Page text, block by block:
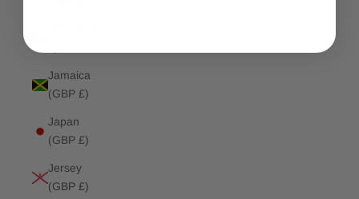
Jamaica
(GBP £)
Japan
(GBP £)
Jersey
(GBP £)